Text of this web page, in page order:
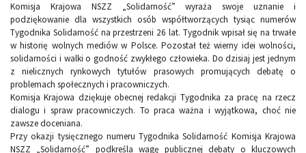
Komisja Krajowa NSZZ „Solidarność” wyraża swoje uznanie i
podziękowanie dla wszystkich osób współtworzących tysiąc numerów
Tygodnika Solidarność na przestrzeni 26 lat. Tygodnik wpisał się na trwałe
w historię wolnych mediów w Polsce. Pozostał też wierny idei wolności,
solidarności i walki o godność zwykłego człowieka. Do dzisiaj jest jednym
z nielicznych rynkowych tytułów prasowych promujących debatę o
problemach społecznych i pracowniczych.
Komisja Krajowa dziękuje obecnej redakcji Tygodnika za pracę na rzecz
dialogu i spraw pracowniczych. To praca ważna i wyjątkowa, choć nie
zawsze doceniana.
Przy okazji tysięcznego numeru Tygodnika Solidarność Komisja Krajowa
NSZZ „Solidarność” podkreśla wagę publicznej debaty o kluczowych